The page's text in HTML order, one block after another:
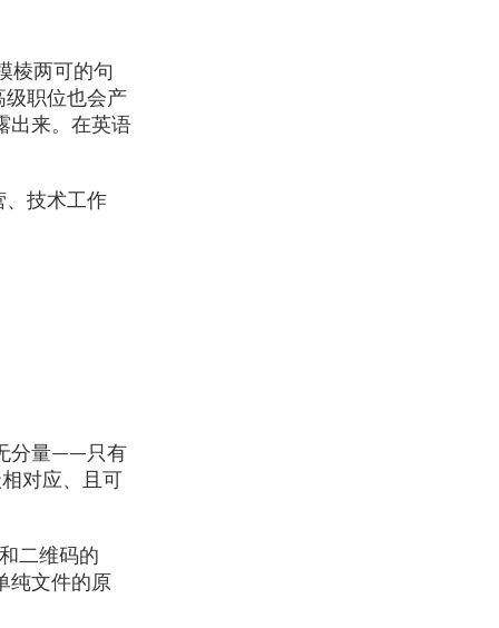
棱两可的句
职位也会产
出来。在英语
技术工作
分量——只有
对应、且可
二维码的
纯文件的原